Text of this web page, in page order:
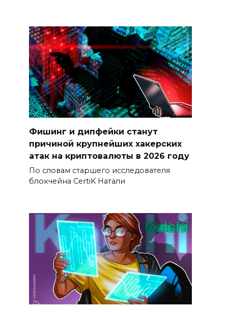
Фишинг и дипфейки станут
причиной крупнейших хакерских
атак на криптовалюты в 2026 году
По словам старшего исследователя
блокчейна CertiK Натали